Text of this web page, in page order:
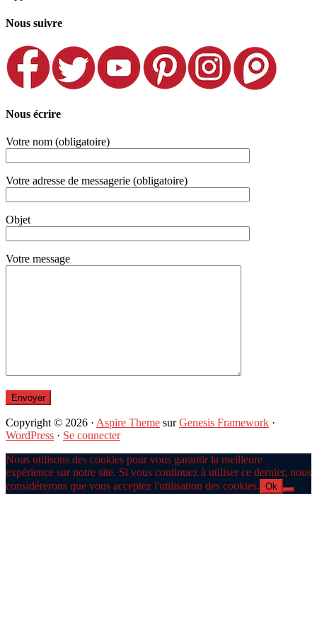
Nous suivre
Nous écrire
Votre nom (obligatoire)
Votre adresse de messagerie (obligatoire)
Objet
Votre message
Copyright © 2026 · Aspire Theme surGenesis Framework ·
WordPress · Se connecter
Nous utilisons des cookies pour vous garantir la meilleure
expérience sur notre site. Si vous continuez à utiliser ce dernier, nous
considérerons que vous acceptez l'utilisation des cookies. Ok